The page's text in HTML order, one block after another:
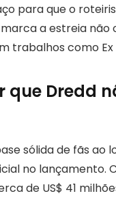
para que o
a estreia não
trabalhos como Ex
que Dredd
sólida de fãs ao
no lançamento.
de US$ 41